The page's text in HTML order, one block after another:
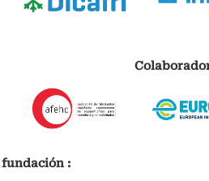
: